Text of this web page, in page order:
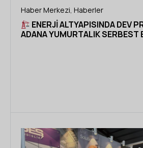
Haber Merkezi, Haberler
ENERJI ALTYAPISINDA DEV
ADANA YUMURTALIK SERBEST